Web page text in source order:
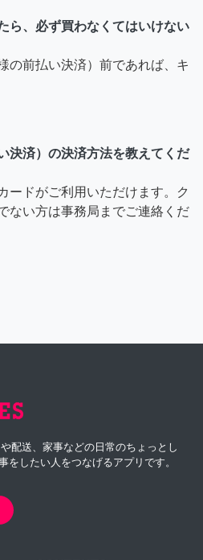
ら、必ず買わなくてはいけない
の前払い決済）前であれば、キ
決済）の決済方法を教えてくだ
ードがご利用いただけます。ク
ない方は事務局までご連絡くだ
配送、家事などの日常のちょっとし
をしたい人をつなげるアプリです。